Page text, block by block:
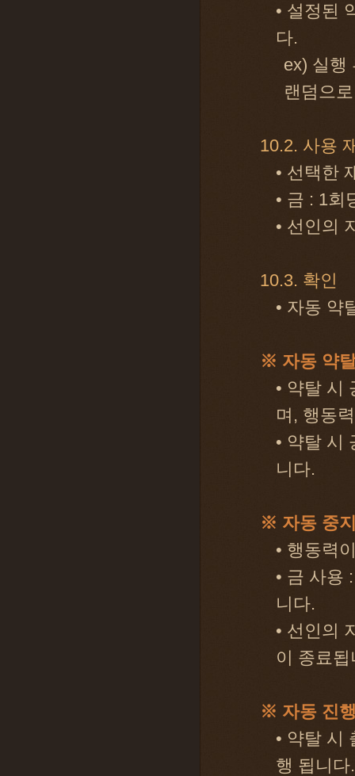
• 설정된
다.
ex) 실행
랜덤으
10.2. 사용
• 선택한
• 금 : 1회
• 선인의
10.3. 확인
• 자동 약
※ 자동 약
• 약탈 시
며, 행동
• 약탈 시
니다.
※ 자동 중
• 행동력
• 금 사용
니다.
• 선인의
이 종료됩
※ 자동 진
• 약탈 시
행 됩니다.